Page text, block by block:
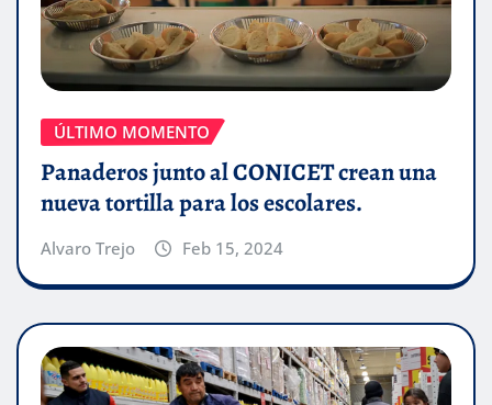
ÚLTIMO MOMENTO
Panaderos junto al CONICET crean una
nueva tortilla para los escolares.
Alvaro Trejo Feb 15, 2024